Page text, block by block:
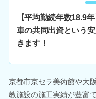
【平均勤続年数18.9
車の共同出資という
きます！
京都市京セラ美術館や大
教施設の施工実績が豊富